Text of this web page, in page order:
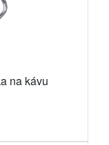
na kávu